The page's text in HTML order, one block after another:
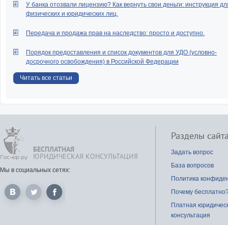
У банка отозвали лицензию? Как вернуть свои деньги: инструкция
физических и юридических лиц.
Передача и продажа прав на наследство: просто и доступно.
Порядок предоставления и список документов для УДО (условно-
досрочного освобождения) в Российской Федерации
Читать все статьи
БЕСПЛАТНАЯ
ЮРИДИЧЕСКАЯ КОНСУЛЬТАЦИЯ
Мы в социальных сетях:
Разделы
Задать вопрос
База вопросов
Политика
Почему
Платная
консультация